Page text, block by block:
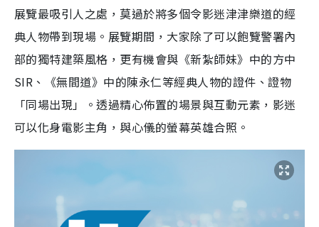
展覽最吸引人之處，莫過於將多個令影迷津津樂道的經
典人物帶到現場。展覽期間，大家除了可以飽覽警署內
部的獨特建築風格，更有機會與《新紮師妹》中的方中
SIR、《無間道》中的陳永仁等經典人物的證件、證物
「同場出現」。透過精心佈置的場景與互動元素，影迷
可以化身電影主角，與心儀的螢幕英雄合照。